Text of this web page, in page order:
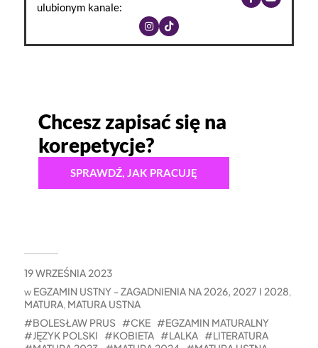
ulubionym kanale:
Chcesz zapisać się na
korepetycje?
SPRAWDŹ, JAK PRACUJĘ
19 WRZEŚNIA 2023
w EGZAMIN USTNY - ZAGADNIENIA NA 2026, 2027 I 2028,
MATURA, MATURA USTNA
BOLESŁAW PRUS
CKE
EGZAMIN MATURALNY
JĘZYK POLSKI
KOBIETA LALKA
LITERATURA